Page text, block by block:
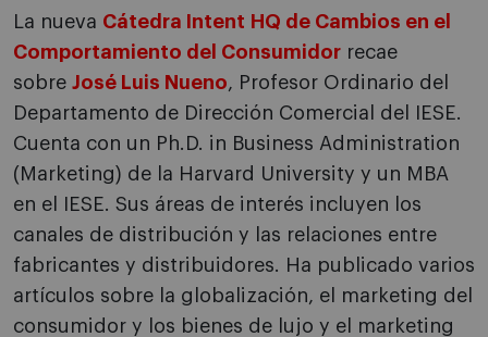
La nueva Cátedra Intent HQ de Cambios en el
Comportamiento del Consumidor recae
sobre José Luis Nueno, Profesor Ordinario del
Departamento de Dirección Comercial del IESE.
Cuenta con un Ph.D. in Business Administration
(Marketing) de la Harvard University y un MBA
en el IESE. Sus áreas de interés incluyen los
canales de distribución y las relaciones entre
fabricantes y distribuidores. Ha publicado varios
artículos sobre la globalización, el marketing del
consumidor y los bienes de lujo y el marketing